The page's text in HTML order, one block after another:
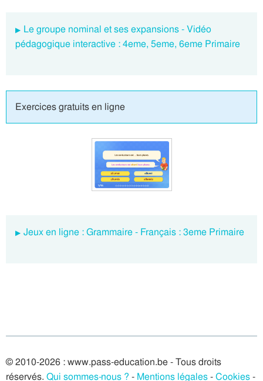
Le groupe nominal et ses expansions - Vidéo
pédagogique interactive : 4eme, 5eme, 6eme Primaire
Exercices gratuits en ligne
Jeux en ligne : Grammaire - Français : 3eme Primaire
© 2010-2026 : www.pass-education.be - Tous droits
réservés. Qui sommes-nous ? - Mentions légales-Cookies-